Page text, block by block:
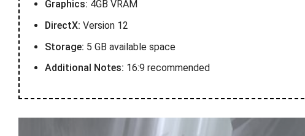
Graphics: 4GB VRAM
DirectX: Version 12
Storage: 5 GB available space
Additional Notes: 16:9 recommended